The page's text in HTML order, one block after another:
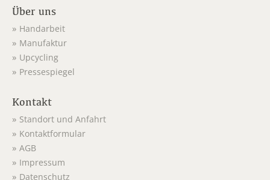
Über uns
Handarbeit
Manufaktur
Upcycling
Pressespiegel
Kontakt
Standort und Anfahrt
Kontaktformular
AGB
Impressum
Datenschutz